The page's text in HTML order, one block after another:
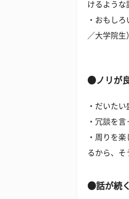
けるような
・おもし
／大学院生
●ノリが
・だいた
・冗談を
・周りを
るから、そ
●話が続く